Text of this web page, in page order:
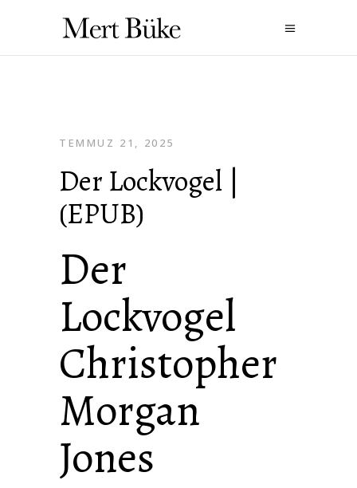
TEMMUZ 21, 2025
Der Lockvogel |
(EPUB)
Der
Lockvogel
Christopher
Morgan
Jones